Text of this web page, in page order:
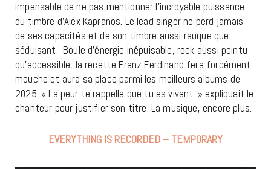
impensable de ne pas mentionner l’incroyable puissance
du timbre d’Alex Kapranos. Le lead singer ne perd jamais
de ses capacités et de son timbre aussi rauque que
séduisant. Boule d’énergie inépuisable, rock aussi pointu
qu’accessible, la recette Franz Ferdinand fera forcément
mouche et aura sa place parmi les meilleurs albums de
2025. « La peur te rappelle que tu es vivant. » expliquait le
chanteur pour justifier son titre. La musique, encore plus.
EVERYTHING IS RECORDED – TEMPORARY